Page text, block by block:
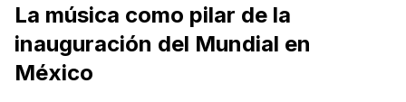
La música como pilar de la
inauguración del Mundial en
México